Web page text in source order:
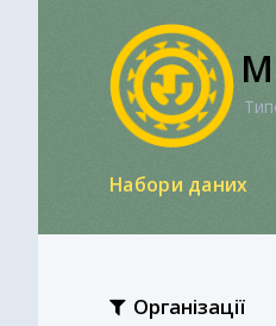
Набори даних
Організації